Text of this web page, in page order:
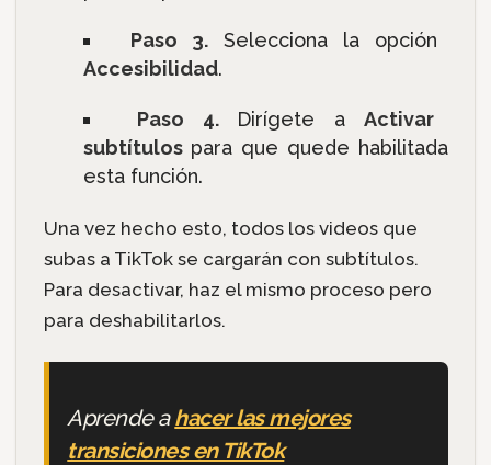
Paso 3. Selecciona la opción
Accesibilidad.
Paso 4. Dirígete aActivar
subtítulos para que quede habilitada
esta función.
Una vez hecho esto, todos los videos que
subas a TikTok se cargarán con subtítulos.
Para desactivar, haz el mismo proceso pero
para deshabilitarlos.
Aprende ahacer las mejores
transiciones en TikTok